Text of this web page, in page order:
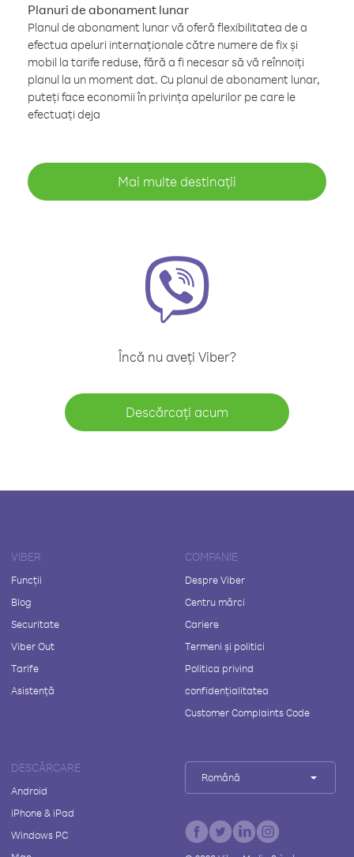
Planuri de abonament lunar
Planul de abonament lunar vă oferă flexibilitatea de a
efectua apeluri internaționale către numere de fix și
mobil la tarife reduse, fără a fi necesar să vă reînnoiți
planul la un moment dat. Cu planul de abonament lunar,
puteți face economii în privința apelurilor pe care le
efectuați deja
Mai multe destinații
Încă nu aveți Viber?
Descărcați acum
VIBER
Funcții
Blog
Securitate
Viber Out
Tarife
Asistență
COMPANIE
Despre Viber
Centru mărci
Cariere
Termeni și politici
Politica privind
confidențialitatea
Customer Complaints Code
DESCĂRCARE
Android
iPhone & iPad
Windows PC
Română